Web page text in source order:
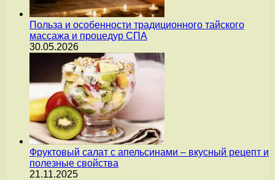
Польза и особенности традиционного тайского
массажа и процедур СПА
30.05.2026
Фруктовый салат с апельсинами – вкусный рецепт и
полезные свойства
21.11.2025